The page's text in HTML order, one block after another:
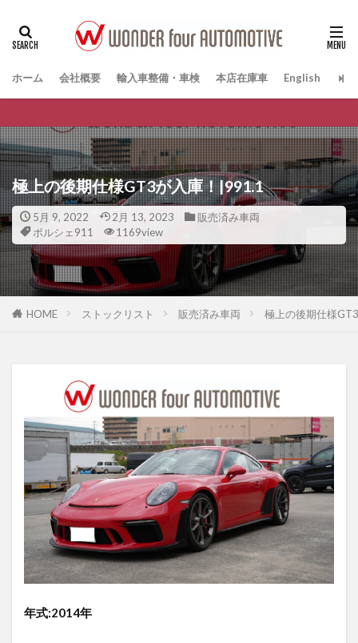
ホーム 会社概要 輸入車整備・車検 本店在庫車 English
極上の後期仕様GT3が入庫！|991.1
5月 9, 2022 2月 13, 2023
販売済み車両
ポルシェ911
1169view
HOME ストックリスト 販売済み車両 極上の後期仕様
年式:2014年